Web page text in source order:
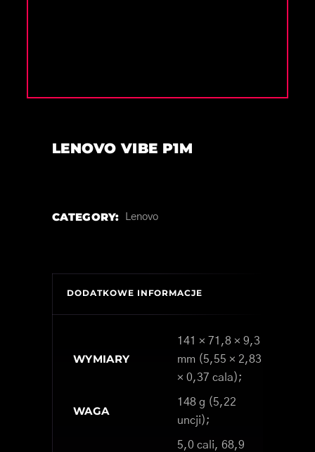
LENOVO VIBE P1M
CATEGORY: Lenovo
DODATKOWE INFORMACJE
WYMIARY
141 × 71,8 × 9,3
mm (5,55 × 2,83
× 0,37 cala);
WAGA
148 g (5,22
uncji);
5,0 cali, 68,9